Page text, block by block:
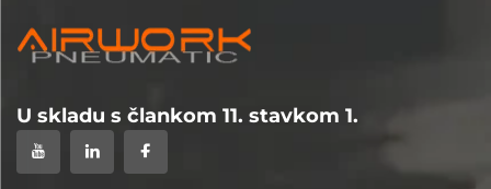
U skladu s člankom 11. stavkom 1.